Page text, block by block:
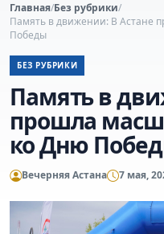
Главная/Без рубрики/
Память в движении: В Астане
Победы
БЕЗ РУБРИКИ
Память в
прошла
ко Дню
Вечерняя Астана 7 мая,